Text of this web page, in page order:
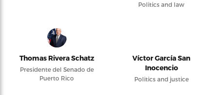
Politics and law
Thomas Rivera Schatz
Presidente del Senado de
Puerto Rico
Víctor García San
Inocencio
Politics and justice